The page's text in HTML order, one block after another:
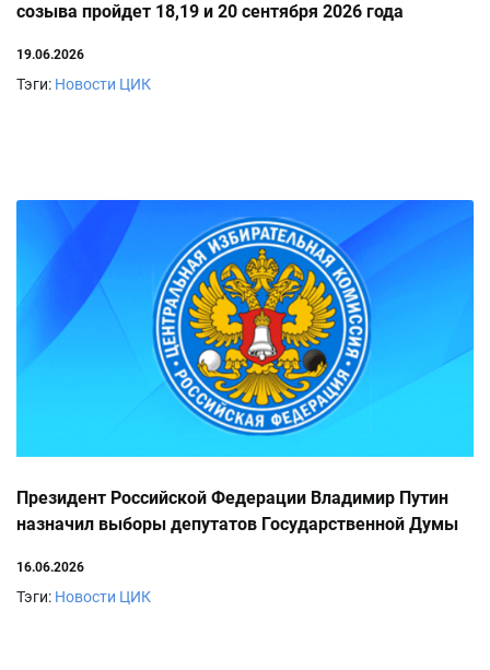
созыва пройдет 18,19 и 20 сентября 2026 года
19.06.2026
Тэги: Новости ЦИК
Президент Российской Федерации Владимир Путин
назначил выборы депутатов Государственной Думы
16.06.2026
Тэги: Новости ЦИК